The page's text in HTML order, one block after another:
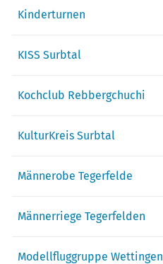
Kinderturnen
KISS Surbtal
Kochclub Rebbergchuchi
KulturKreis Surbtal
Männerobe Tegerfelde
Männerriege Tegerfelden
Modellfluggruppe Wettingen